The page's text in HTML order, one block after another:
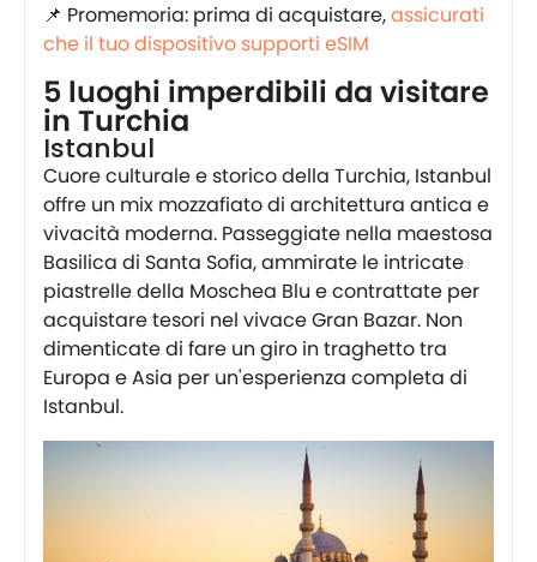
📌 Promemoria: prima di acquistare,assicurati
che il tuo dispositivo supporti eSIM
5 luoghi imperdibili da visitare
in Turchia
Istanbul
Cuore culturale e storico della Turchia, Istanbul
offre un mix mozzafiato di architettura antica e
vivacità moderna. Passeggiate nella maestosa
Basilica di Santa Sofia, ammirate le intricate
piastrelle della Moschea Blu e contrattate per
acquistare tesori nel vivace Gran Bazar. Non
dimenticate di fare un giro in traghetto tra
Europa e Asia per un'esperienza completa di
Istanbul.